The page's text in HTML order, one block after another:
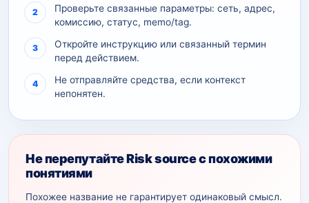
Проверьте связанные параметры: сеть, адрес,
комиссию, статус, memo/tag.
Откройте инструкцию или связанный термин
перед действием.
Не отправляйте средства, если контекст
непонятен.
Не перепутайте Risk source с похожими
понятиями
Похожее название не гарантирует одинаковый смысл.